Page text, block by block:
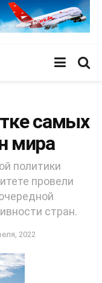
самых
мира
политики
провели
стран.
2022